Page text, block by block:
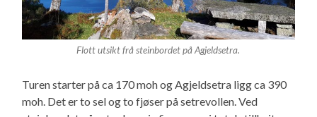
Flott utsikt frå steinbordet på Agjeldsetra.
Turen starter på ca 170 moh og Agjeldsetra ligg ca 390
moh. Det er to sel og to fjøser på setrevollen. Ved